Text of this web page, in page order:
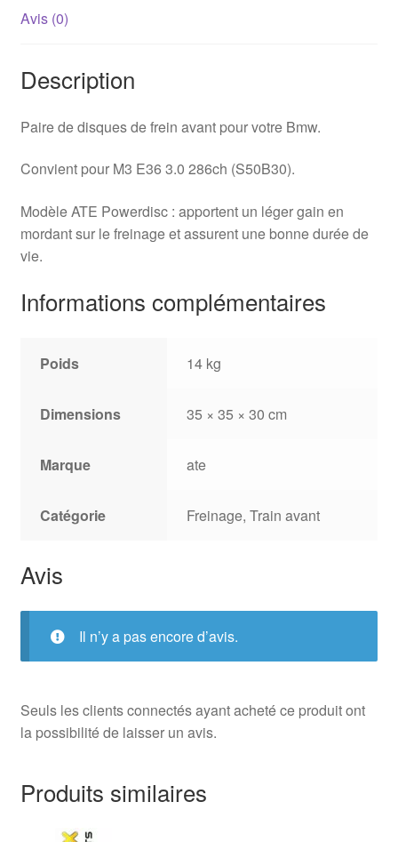
Avis (0)
Description
Paire de disques de frein avant pour votre Bmw.
Convient pour M3 E36 3.0 286ch (S50B30).
Modèle ATE Powerdisc : apportent un léger gain en
mordant sur le freinage et assurent une bonne durée de
vie.
Informations complémentaires
Poids 14 kg
Dimensions 35 × 35 × 30 cm
Marque ate
Catégorie Freinage, Train avant
Avis
Il n’y a pas encore d’avis.
Seuls les clients connectés ayant acheté ce produit ont
la possibilité de laisser un avis.
Produits similaires